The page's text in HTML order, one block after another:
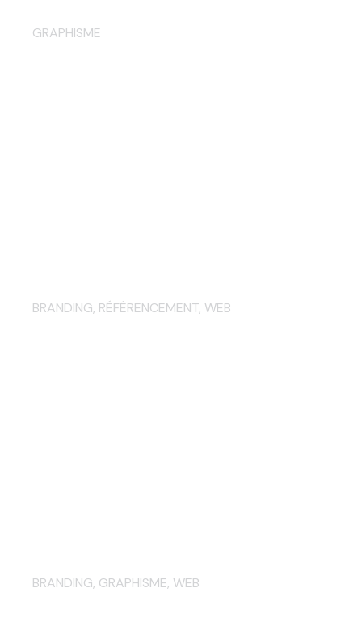
GRAPHISME
BRANDING, RÉFÉRENCEMENT, WEB
BRANDING, GRAPHISME, WEB